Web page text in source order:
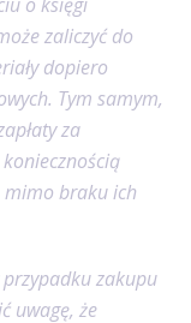
zaliczyć do
dopiero
Tym samym,
za
mimo braku ich
zakupu
uwagę, że